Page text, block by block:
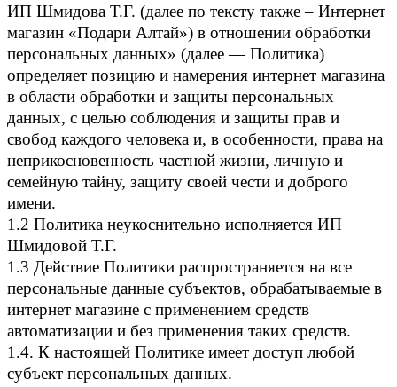
ИП Шмидова Т.Г. (далее по тексту также – Интернет
магазин «Подари Алтай») в отношении обработки
персональных данных» (далее — Политика)
определяет позицию и намерения интернет магазина
в области обработки и защиты персональных
данных, с целью соблюдения и защиты прав и
свобод каждого человека и, в особенности, права на
неприкосновенность частной жизни, личную и
семейную тайну, защиту своей чести и доброго
имени.
1.2 Политика неукоснительно исполняется ИП
Шмидовой Т.Г.
1.3 Действие Политики распространяется на все
персональные данные субъектов, обрабатываемые в
интернет магазине с применением средств
автоматизации и без применения таких средств.
1.4. К настоящей Политике имеет доступ любой
субъект персональных данных.